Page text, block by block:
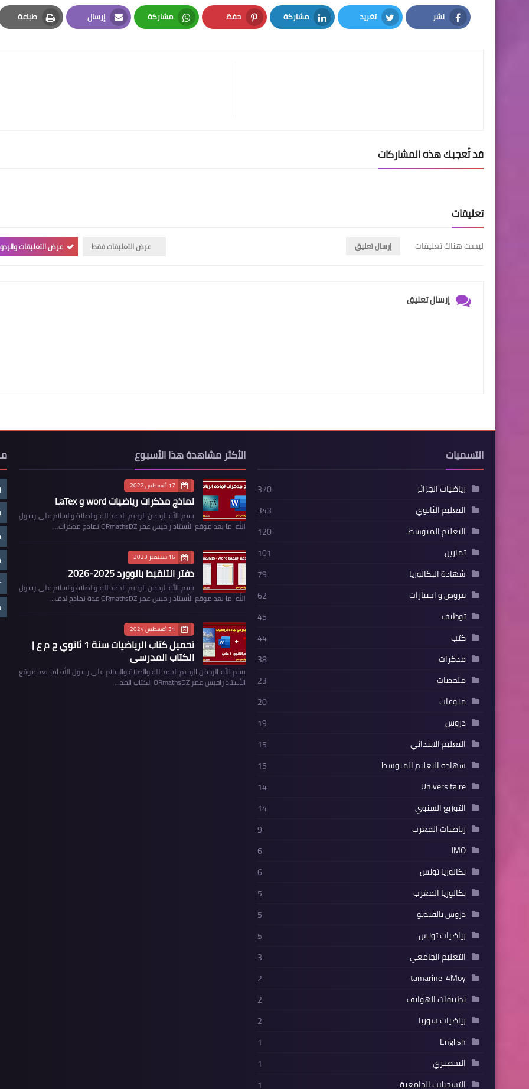
نشر
Facebook
تغريد
Twitter
مشاركة
LinkedIn
حفظ
Pinterest
مشاركة
Whatsapp
إرسال
Email
طباعة
Print
قد تُعجبك هذه المشاركات
تعليقات
ليست هناك تعليقات إرسال تعليق عرض التعليقات فقط عرض التعليقات
إرسال تعليق
التسميات
رياضيات الجزائر
370
التعليم الثانوي
343
التعليم المتوسط
120
تمارين
101
شهادة البكالوريا
79
فروض و اختبارات
62
توظيف
45
كتب
44
مذكرات
38
ملخصات
23
منوعات
20
دروس
19
التعليم الابتدائي
15
شهادة التعليم المتوسط
15
Universitaire
14
التوزيع السنوي
14
رياضيات المغرب
9
IMO
6
بكالوريا تونس
6
بكالوريا المغرب
5
دروس بالفيديو
5
رياضيات تونس
5
التعليم الجامعي
3
tamarine-4Moy
2
تطبيقات الهواتف
2
رياضيات سوريا
2
English
1
التحضيري
1
التسجيلات الجامعية
1
الأكثر مشاهدة هذا الأسبوع
17 أغسطس 2022
نماذج مذكرات رياضيات word و LaTex
بسم الله الرحمن الرحيم الحمد لله والصلاة والسلام على رسول
الله اما بعد موقع الأستاذ راحيس عمر ORmathsDZ نماذج مذكرات…
16 سبتمبر 2023
دفتر التنقيط بالوورد 2025-2026
بسم الله الرحمن الرحيم الحمد لله والصلاة والسلام على رسول
الله اما بعد موقع الأستاذ راحيس عمر ORmathsDZ عدة نماذج لدف…
31 أغسطس 2024
تحميل كتاب الرياضيات سنة 1 ثانوي ج م ع |
الكتاب المدرسي
بسم الله الرحمن الرحيم الحمد لله والصلاة والسلام على رسول الله اما بعد موقع
الأستاذ راحيس عمر ORmathsDZ الكتاب المد…